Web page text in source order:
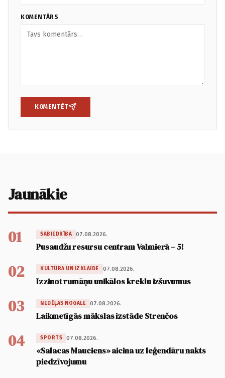
KOMENTĀRS
KOMENTĒT
Jaunākie
01 SABIEDRĪBA 07.08.2026.
Pusaudžu resursu centram Valmierā – 5!
02 KULTŪRA UN IZKLAIDE 07.08.2026.
Izzinot rumāņu unikālos kreklu izšuvumus
03 NEDĒĻAS NOGALE 07.08.2026.
Laikmetīgās mākslas izstāde Strenčos
04 SPORTS 07.08.2026.
«Salacas Mauciens» aicina uz leģendāru nakts
piedzīvojumu